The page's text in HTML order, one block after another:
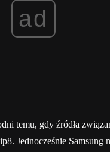
ad
temu, gdy źródła
Jednocześnie Samsung